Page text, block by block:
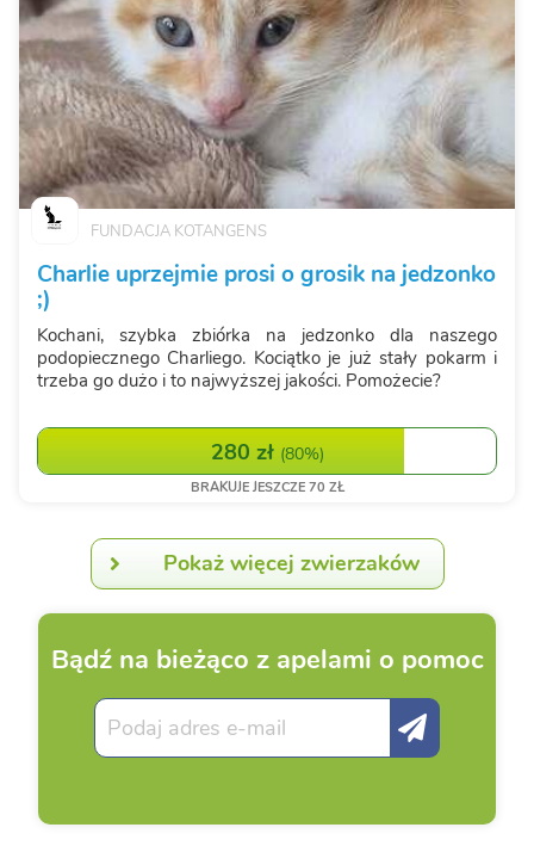
FUNDACJA KOTANGENS
Charlie uprzejmie prosi o grosik na jedzonko
;)
Kochani, szybka zbiórka na jedzonko dla naszego
podopiecznego Charliego. Kociątko je już stały pokarm i
trzeba go dużo i to najwyższej jakości. Pomożecie?
280 zł (80%)
BRAKUJE JESZCZE 70 ZŁ
Pokaż więcej zwierzaków
Bądź na bieżąco z apelami o pomoc